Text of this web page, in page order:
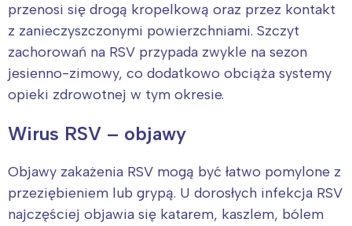
przenosi się drogą kropelkową oraz przez kontakt
z zanieczyszczonymi powierzchniami. Szczyt
zachorowań na RSV przypada zwykle na sezon
jesienno-zimowy, co dodatkowo obciąża systemy
opieki zdrowotnej w tym okresie.
Wirus RSV – objawy
Objawy zakażenia RSV mogą być łatwo pomylone z
przeziębieniem lub grypą. U dorosłych infekcja RSV
najczęściej objawia się katarem, kaszlem, bólem